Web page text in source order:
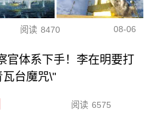
阅读 8470 08-06
官体系下手！李在明要打
瓦台魔咒\"
阅读 6575